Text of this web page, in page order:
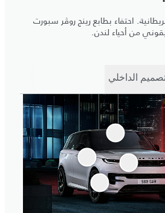
احتفاء بطابع رينج روڤر سبورت
من أحياء لندن.
الداخلي